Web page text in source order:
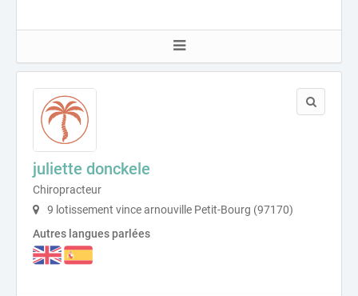
juliette donckele
Chiropracteur
9 lotissement vince arnouville Petit-Bourg (97170)
Autres langues parlées